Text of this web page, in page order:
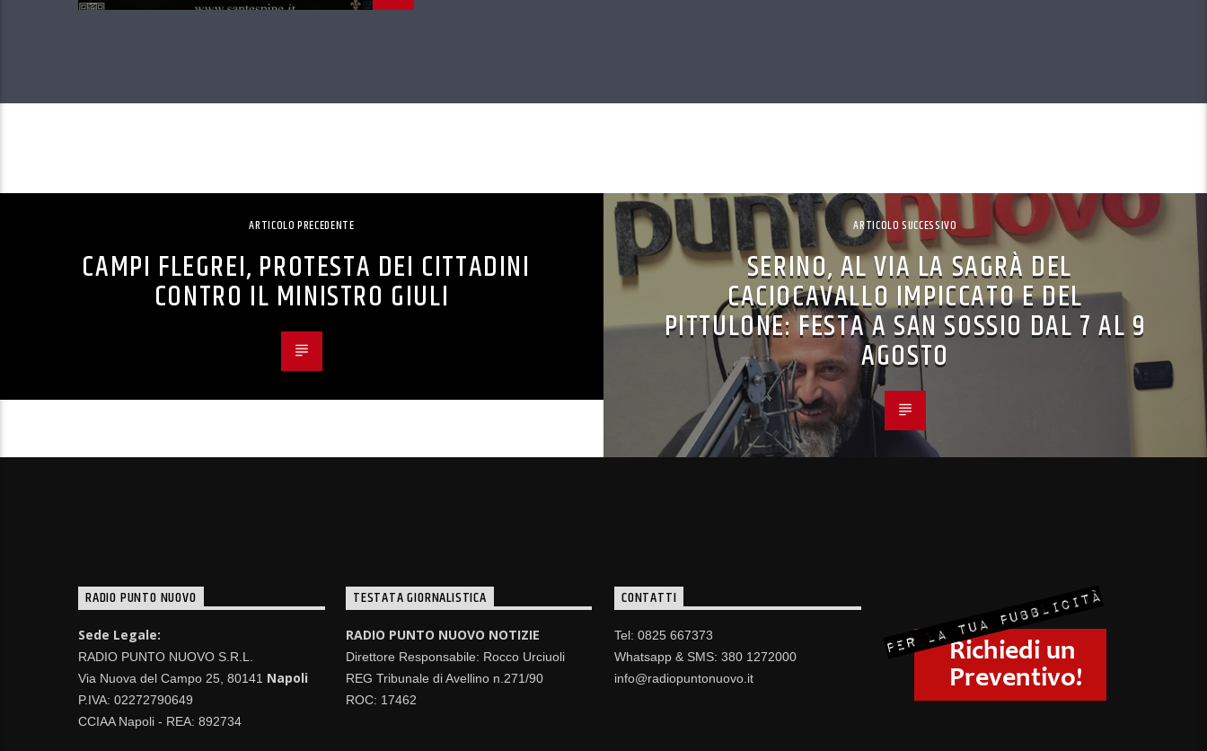
ARTICOLO PRECEDENTE
CAMPI FLEGREI, PROTESTA DEI CITTADINI
CONTRO IL MINISTRO GIULI
ARTICOLO SUCCESSIVO
SERINO, AL VIA LA SAGRÀ DEL
CACIOCAVALLO IMPICCATO E DEL
PITTULONE: FESTA A SAN SOSSIO DAL 7 AL 9
AGOSTO
RADIO PUNTO NUOVO
Sede Legale:
RADIO PUNTO NUOVO S.R.L.
Via Nuova del Campo 25, 80141 Napoli
P.IVA: 02272790649
CCIAA Napoli - REA: 892734
TESTATA GIORNALISTICA
RADIO PUNTO NUOVO NOTIZIE
Direttore Responsabile: Rocco Urciuoli
REG Tribunale di Avellino n.271/90
ROC: 17462
CONTATTI
Tel: 0825 667373
Whatsapp & SMS: 380 1272000
info@radiopuntonuovo.it